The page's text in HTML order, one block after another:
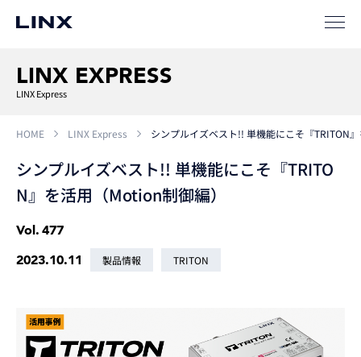
LINX EXPRESS
LINX Express
HOME LINX Express シンプルイズベスト!! 単機能にこそ『TRITON
シンプルイズベスト!! 単機能にこそ『TRITO
N』を活用（Motion制御編）
Vol. 477
2023.10.11
製品情報 TRITON